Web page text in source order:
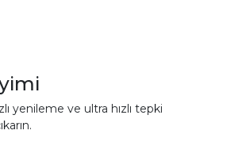
yenileme ve ultra hızlı tepki